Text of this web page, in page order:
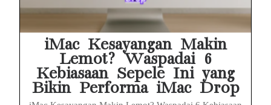
iMac Kesayangan Makin
Lemot? Waspadai 6
Kebiasaan Sepele Ini yang
Bikin Performa iMac Drop